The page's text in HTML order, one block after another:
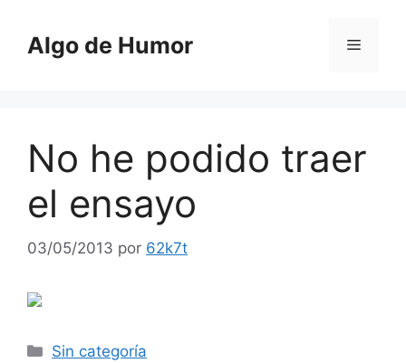
contenido
Algo de Humor Menú
No he podido traer
el ensayo
03/05/2013 por 62k7t
Categorías
Sin categoría